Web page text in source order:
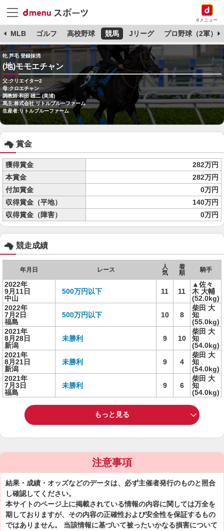
dメニュー
MLB ゴルフ 高校野球 競馬 Jリーグ プロ野球（2軍）
牝 芦毛 登録抹消
(地)モモエチャン
父:クリエイター2
母:クロエチャン
調教師:和田 雄二 (美浦)
馬主:株式会社 リトルブルーファーム
生産者:リトルブルーファーム
賞金
獲得賞金
282万円
本賞金
282万円
付加賞金
0万円
収得賞金（平地）
140万円
収得賞金（障害）
0万円
競走成績
年月日 レース
人
気
着
順
騎手
2022年
9月11日
中山
500万円以下 11 11
▲佐々
木 大輔
(52.0kg)
2022年
7月2日
福島
500万円以下 10 8
柴田 大
知
(55.0kg)
2021年
8月28日
新潟
未勝利 9 10
柴田 大
知
(54.0kg)
2021年
8月21日
新潟
未勝利 9 4
柴田 大
知
(54.0kg)
2021年
7月3日
福島
未勝利 9 6
柴田 大
知
(54.0kg)
もっと見る
注意事項
結果・成績・オッズなどのデータは、必ず主催者発行のものと照合
し確認してください。
本サイトのページ上に掲載されている情報の内容に関しては万全を
期しておりますが、その内容の正確性および安全性を保証するもの
ではありません。 当該情報に基づいて被ったいかなる損害について